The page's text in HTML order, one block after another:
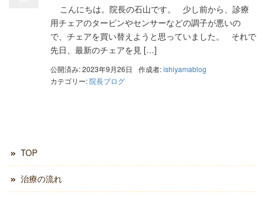
こんにちは。院長の石山です。 少し前から、診療
用チェアのタービンやセンサーなどの調子が悪いの
で、チェアを買い替えようと思っていました。 それで
先日、最新のチェアを見 […]
公開済み: 2023年9月26日 作成者:ishiyamablog
カテゴリー:院長ブログ
TOP
治療の流れ